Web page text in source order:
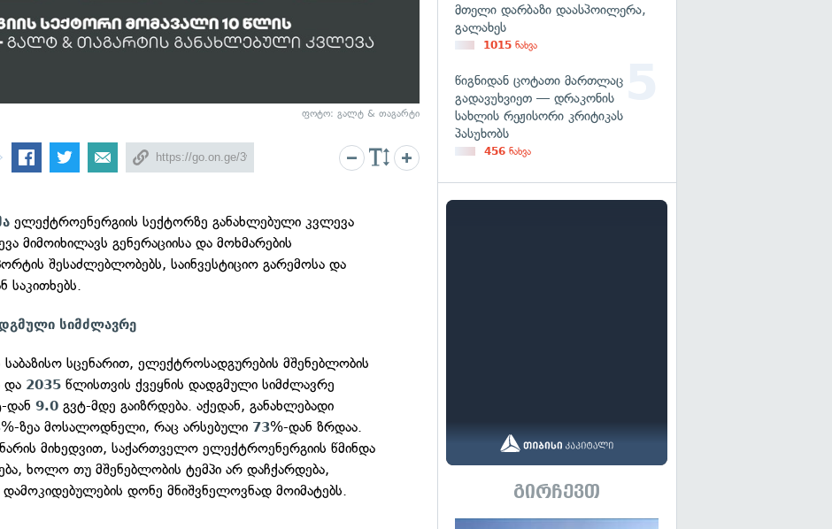
ფოტო: გალტ & თაგარტი
ელექტროენერგიის სექტორზე განახლებული კვლევა
მიმოიხილავს გენერაციისა და მოხმარების
შესაძლებლობებს, საინვესტიციო გარემოსა და
საკითხებს.
სიმძლავრე
სცენარით, ელექტროსადგურების მშენებლობის
და 2035 წლისთვის ქვეყნის დადგმული სიმძლავრე
დან9.0 გვტ-მდე გაიზრდება. აქედან, განახლებადი
%-ზეა მოსალოდნელი, რაც არსებული 73%-დან ზრდაა.
მიხედვით, საქართველო ელექტროენერგიის წმინდა
ხოლო თუ მშენებლობის ტემპი არ დაჩქარდება,
დამოკიდებულების დონე მნიშვნელოვნად მოიმატებს.
მთელი დარბაზი დაასპოილერა,
გალახეს
1015 ნახვა
წიგნიდან ცოტათი მართლაც
გადავუხვიეთ — დრაკონის
სახლის რეჟისორი კრიტიკას
პასუხობს
456 ნახვა
გირჩევთ